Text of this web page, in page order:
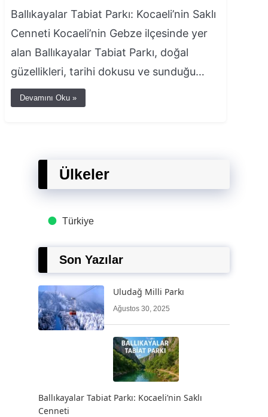
Ballıkayalar Tabiat Parkı: Kocaeli’nin Saklı
Cenneti Kocaeli’nin Gebze ilçesinde yer
alan Ballıkayalar Tabiat Parkı, doğal
güzellikleri, tarihi dokusu ve sunduğu…
Devamını Oku »
Ülkeler
Türkiye
Son Yazılar
Uludağ Milli Parkı
Ağustos 30, 2025
Ballıkayalar Tabiat Parkı: Kocaeli’nin Saklı
Cenneti